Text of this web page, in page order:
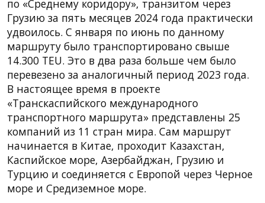
по «Среднему коридору», транзитом через
Грузию за пять месяцев 2024 года практически
удвоилось. С января по июнь по данному
маршруту было транспортировано свыше
14.300 TEU. Это в два раза больше чем было
перевезено за аналогичный период 2023 года.
В настоящее время в проекте
«Транскаспийского международного
транспортного маршрута» представлены 25
компаний из 11 стран мира. Сам маршрут
начинается в Китае, проходит Казахстан,
Каспийское море, Азербайджан, Грузию и
Турцию и соединяется с Европой через Черное
море и Средиземное море.